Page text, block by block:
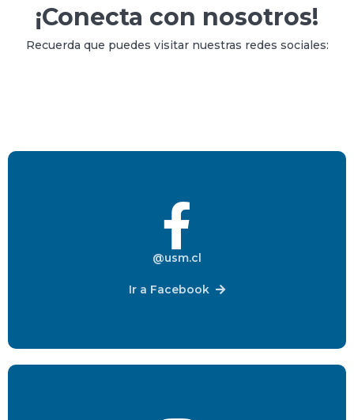
¡Conecta con nosotros!
Recuerda que puedes visitar nuestras redes sociales:
@usm.cl
Ir a Facebook